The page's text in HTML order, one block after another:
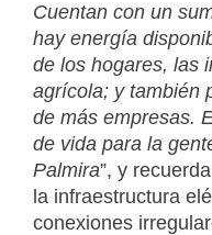
Cuentan con un
hay energía
de los hogares, las
agrícola; y también
de más empresas.
de vida para la
Palmira”, y
la infraestructura
conexiones